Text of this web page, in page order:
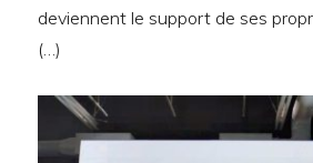
deviennent le support de ses
(…)